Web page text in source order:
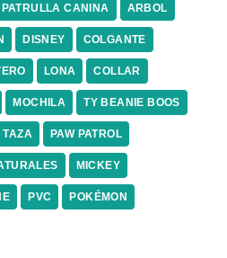
PATRULLA CANINA ARBOL
DISNEY COLGANTE
LONA COLLAR
MOCHILA TY BEANIE BOOS
TAZA PAW PATROL
MICKEY
PVC POKÉMON